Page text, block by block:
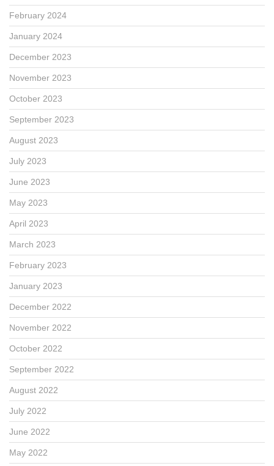
February 2024
January 2024
December 2023
November 2023
October 2023
September 2023
August 2023
July 2023
June 2023
May 2023
April 2023
March 2023
February 2023
January 2023
December 2022
November 2022
October 2022
September 2022
August 2022
July 2022
June 2022
May 2022